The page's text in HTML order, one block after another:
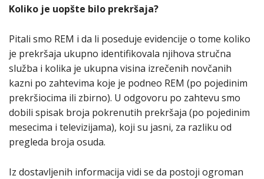
Koliko je uopšte bilo prekršaja?
Pitali smo REM i da li poseduje evidencije o tome koliko
je prekršaja ukupno identifikovala njihova stručna
služba i kolika je ukupna visina izrečenih novčanih
kazni po zahtevima koje je podneo REM (po pojedinim
prekršiocima ili zbirno). U odgovoru po zahtevu smo
dobili spisak broja pokrenutih prekršaja (po pojedinim
mesecima i televizijama), koji su jasni, za razliku od
pregleda broja osuda.
Iz dostavljenih informacija vidi se da postoji ogroman